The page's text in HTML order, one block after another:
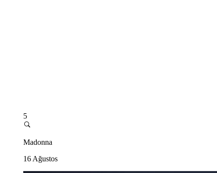
5
Madonna
16 Ağustos